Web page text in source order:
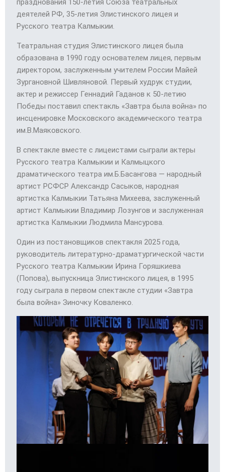
деятелей РФ, 35-летия Элистинского лицея и
Русского театра Калмыкии.
Театральная студия Элистинского лицея была
образована в 1990 году основателем лицея, первым
директором, заслуженным учителем России Майей
Зургановной Шивляновой. Первый худрук студии,
актер и режиссер Геннадий Гаданов к 50-летию
Победы поставил спектакль «Завтра была война» по
инсценировке Московского академического театра
им.В.Маяковского.
В спектакле вместе с лицеистами сыграли актеры
Русского театра Калмыкии и Калмыцкого
драматического театра им.Б.Басангова — народный
артист РСФСР Александр Сасыков, народная
артистка Калмыкии Татьяна Михеева, заслуженный
артист Калмыкии Владимир Лозунгов и заслуженная
артистка Калмыкии Людмила Мансурова.
Один из постановщиков спектакля 2025 года,
руководитель литературно-драматургической части
Русского театра Калмыкии Ирина Горяшкиева
(Попова), выпускница Элистинского лицея, в 1995
году сыграла в первом спектакле студии «Завтра
была война» Зиночку Коваленко.